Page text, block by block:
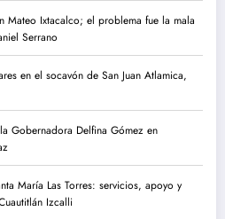
Mateo Ixtacalco; el problema fue la mala
Serrano
en el socavón de San Juan Atlamica,
Gobernadora Delfina Gómez en
María Las Torres: servicios, apoyo y
Izcalli